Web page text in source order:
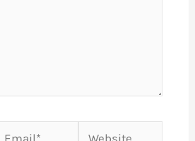
Email* Website